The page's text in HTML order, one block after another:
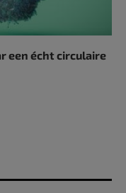
een écht circulaire